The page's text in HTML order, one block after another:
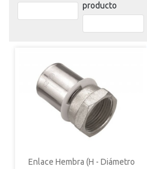
producto
Enlace Hembra (H - Diámetro